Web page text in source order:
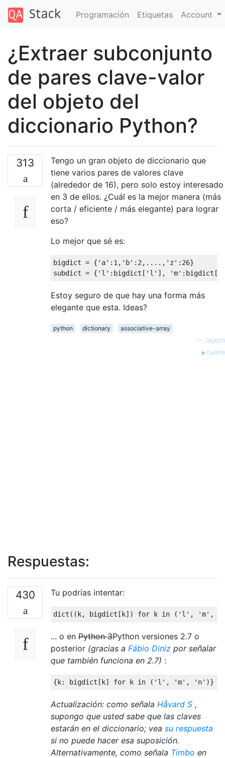
Programación Etiquetas Account
¿Extraer subconjunto
de pares clave-valor
del objeto del
diccionario Python?
313
Tengo un gran objeto de diccionario que
tiene varios pares de valores clave
(alrededor de 16), pero solo estoy interesado
en 3 de ellos. ¿Cuál es la mejor manera (más
corta / eficiente / más elegante) para lograr
eso?
Lo mejor que sé es:
bigdict = { 'a' : 1 , 'b' : 2 ,...., 'z' : 26}
subdict = { 'l' : bigdict [ 'l' ], 'm' : bigdict [
Estoy seguro de que hay una forma más
elegante que esta. Ideas?
python dictionary
associative-array
— Jayesh
fuente
Respuestas:
430 Tu podrías intentar:
dict ((k, bigdict [k]) for k in ( 'l' , 'm' ,
... o en Python 3Python versiones 2.7 o
posterior (gracias a Fábio Diniz por señalar
que también funciona en 2.7) :
{k: bigdict [k] for k in ( 'l' , 'm' , 'n' )}
Actualización: como señala Håvard S ,
supongo que usted sabe que las claves
estarán en el diccionario; vea su respuesta
si no puede hacer esa suposición.
Alternativamente, como señala Timbo en